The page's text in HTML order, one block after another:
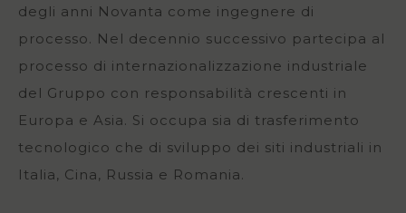
degli anni Novanta come ingegnere di
processo. Nel decennio successivo partecipa al
processo di internazionalizzazione industriale
del Gruppo con responsabilità crescenti in
Europa e Asia. Si occupa sia di trasferimento
tecnologico che di sviluppo dei siti industriali in
Italia, Cina, Russia e Romania.